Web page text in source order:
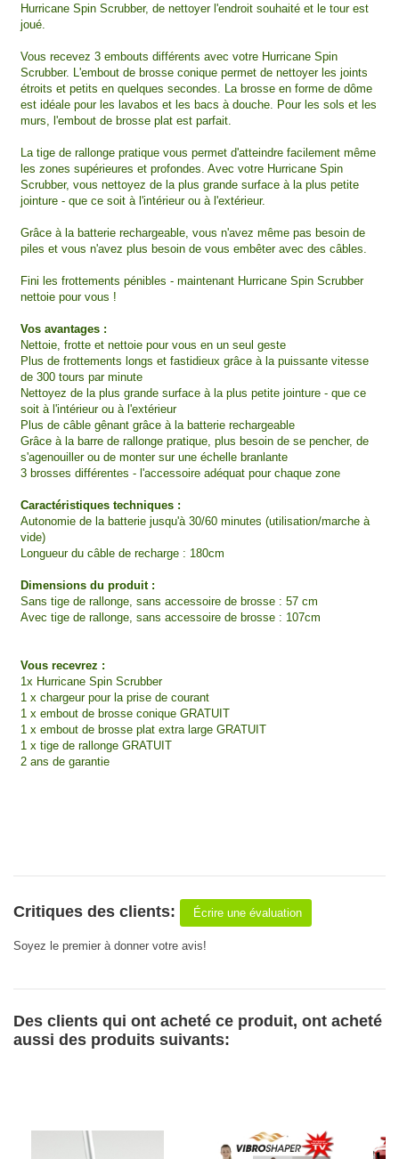
Hurricane Spin Scrubber, de nettoyer l'endroit souhaité et le tour est
joué.
Vous recevez 3 embouts différents avec votre Hurricane Spin
Scrubber. L'embout de brosse conique permet de nettoyer les joints
étroits et petits en quelques secondes. La brosse en forme de dôme
est idéale pour les lavabos et les bacs à douche. Pour les sols et les
murs, l'embout de brosse plat est parfait.
La tige de rallonge pratique vous permet d'atteindre facilement même
les zones supérieures et profondes. Avec votre Hurricane Spin
Scrubber, vous nettoyez de la plus grande surface à la plus petite
jointure - que ce soit à l'intérieur ou à l'extérieur.
Grâce à la batterie rechargeable, vous n'avez même pas besoin de
piles et vous n'avez plus besoin de vous embêter avec des câbles.
Fini les frottements pénibles - maintenant Hurricane Spin Scrubber
nettoie pour vous !
Vos avantages :
Nettoie, frotte et nettoie pour vous en un seul geste
Plus de frottements longs et fastidieux grâce à la puissante vitesse
de 300 tours par minute
Nettoyez de la plus grande surface à la plus petite jointure - que ce
soit à l'intérieur ou à l'extérieur
Plus de câble gênant grâce à la batterie rechargeable
Grâce à la barre de rallonge pratique, plus besoin de se pencher, de
s'agenouiller ou de monter sur une échelle branlante
3 brosses différentes - l'accessoire adéquat pour chaque zone
Caractéristiques techniques :
Autonomie de la batterie jusqu'à 30/60 minutes (utilisation/marche à
vide)
Longueur du câble de recharge : 180cm
Dimensions du produit :
Sans tige de rallonge, sans accessoire de brosse : 57 cm
Avec tige de rallonge, sans accessoire de brosse : 107cm
Vous recevrez :
1x Hurricane Spin Scrubber
1 x chargeur pour la prise de courant
1 x embout de brosse conique GRATUIT
1 x embout de brosse plat extra large GRATUIT
1 x tige de rallonge GRATUIT
2 ans de garantie
Critiques des clients: Écrire une évaluation
Soyez le premier à donner votre avis!
Des clients qui ont acheté ce produit, ont acheté
aussi des produits suivants: